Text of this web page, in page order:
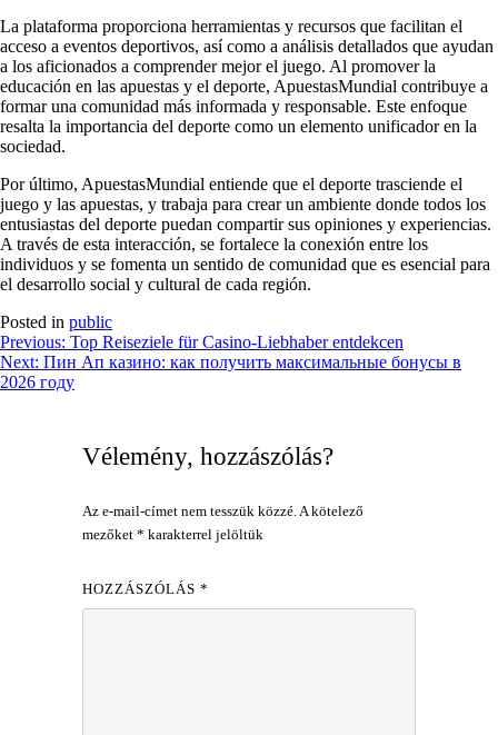
La plataforma proporciona herramientas y recursos que facilitan el
acceso a eventos deportivos, así como a análisis detallados que ayudan
a los aficionados a comprender mejor el juego. Al promover la
educación en las apuestas y el deporte, ApuestasMundial contribuye a
formar una comunidad más informada y responsable. Este enfoque
resalta la importancia del deporte como un elemento unificador en la
sociedad.
Por último, ApuestasMundial entiende que el deporte trasciende el
juego y las apuestas, y trabaja para crear un ambiente donde todos los
entusiastas del deporte puedan compartir sus opiniones y experiencias.
A través de esta interacción, se fortalece la conexión entre los
individuos y se fomenta un sentido de comunidad que es esencial para
el desarrollo social y cultural de cada región.
Posted in public
Bejegyzés
navigáció
Previous: Top Reiseziele für Casino-Liebhaber entdekcen
Next: Пин Ап казино: как получить максимальные бонусы в
2026 году
Vélemény, hozzászólás?
Az e-mail-címet nem tesszük közzé.A kötelező
mezőket* karakterrel jelöltük
HOZZÁSZÓLÁS*